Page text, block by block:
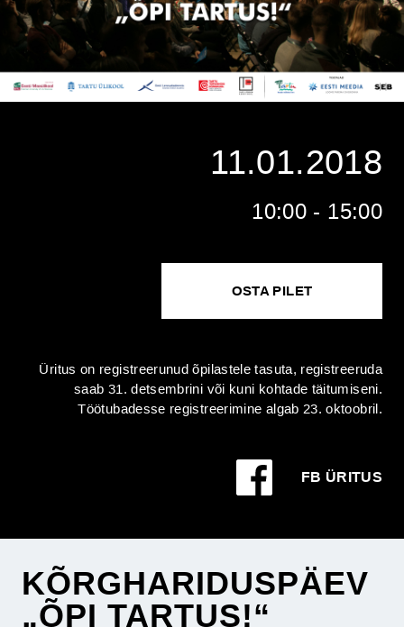
11.01.2018
10:00 - 15:00
OSTA PILET
Üritus on registreerunud õpilastele tasuta, registreeruda
saab 31. detsembrini või kuni kohtade täitumiseni.
Töötubadesse registreerimine algab 23. oktoobril.
FB ÜRITUS
KÕRGHARIDUSPÄEV
„ÕPI TARTUS!“